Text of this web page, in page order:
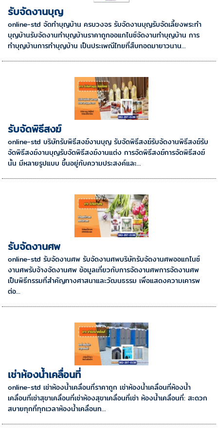
รับจัดงานบุญ
online-std จัดทําบุญบ้าน ครบวงจร รับจัดงานบุญรับจัดเลี้ยงพระทํา
บุญบ้านรับจัดงานทําบุญบ้านราคาถูกออแกไนซ์จัดงานทําบุญบ้าน การ
ทำบุญบ้านการทำบุญบ้าน เป็นประเพณีไทยที่สืบทอดมายาวนาน...
รับจัดพิธีสงฆ์
online-std บริษัทรับพิธีสงฆ์งานบุญ รับจัดพิธีสงฆ์รับจัดงานพิธีสงฆ์รับ
จัดพิธีสงฆ์งานบุญรับจัดพิธีสงฆ์งานแต่ง การจัดพิธีสงฆ์การจัดพิธีสงฆ์
นั้น มีหลายรูปแบบ ขึ้นอยู่กับความประสงค์และ...
รับจัดงานศพ
online-std รับจัดงานศพ รับจัดงานศพบริษัทรับจัดงานศพออแกไนซ์
งานศพรับจ้างจัดงานศพ ข้อมูลเกี่ยวกับการจัดงานศพการจัดงานศพ
เป็นพิธีกรรมที่สำคัญทางศาสนาและวัฒนธรรม เพื่อแสดงความเคารพ
ต่อ...
เช่าห้องน้ำเคลื่อนที่
online-std เช่าห้องน้ำเคลื่อนที่ราคาถูก เช่าห้องน้ำเคลื่อนที่ห้องน้ำ
เคลื่อนที่เช่าสุขาเคลื่อนที่เช่าห้องสุขาเคลื่อนที่เช่า ห้องน้ำเคลื่อนที่: สะดวก
สบายทุกที่ทุกเวลาห้องน้ำเคลื่อนท...